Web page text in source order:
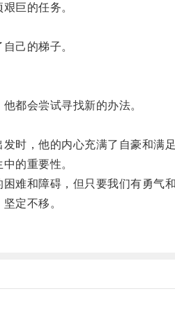
巨的任务。
己的梯子。
都会尝试寻找新的办法。
，他的内心充满了自豪和满足
的重要性。
和障碍，但只要我们有勇气和
定不移。